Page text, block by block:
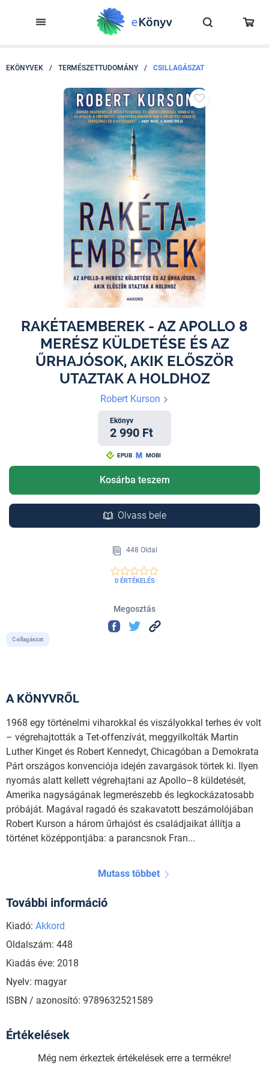
EKÖNYVEK / TERMÉSZETTUDOMÁNY / CSILLAGÁSZAT
RAKÉTAEMBEREK - AZ APOLLO 8
MERÉSZ KÜLDETÉSE ÉS AZ
ŰRHAJÓSOK, AKIK ELŐSZÖR
UTAZTAK A HOLDHOZ
Robert Kurson
Ekönyv
2 990 Ft
EPUB MOBI
Kosárba teszem
Olvass bele
448 Oldal
0 ÉRTÉKELÉS
Megosztás
Csillagászat
A KÖNYVRŐL
1968 egy történelmi viharokkal és viszályokkal terhes év volt
– végrehajtották a Tet-offenzívát, meggyilkolták Martin
Luther Kinget és Robert Kennedyt, Chicagóban a Demokrata
Párt országos konvenciója idején zavargások törtek ki. Ilyen
nyomás alatt kellett végrehajtani az Apollo–8 küldetését,
Amerika nagyságának legmerészebb és legkockázatosabb
próbáját. Magával ragadó és szakavatott beszámolójában
Robert Kurson a három űrhajóst és családjaikat állítja a
történet középpontjába: a parancsnok Fran...
Mutass többet
További információ
Kiadó: Akkord
Oldalszám: 448
Kiadás éve: 2018
Nyelv: magyar
ISBN / azonosító: 9789632521589
Értékelések
Még nem érkeztek értékelések erre a termékre!